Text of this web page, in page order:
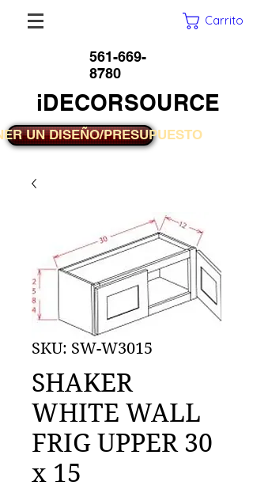
Carrito
561-669-
8780
iDECORSOURCE
UN DISEÑO/PRESUPUESTO
SKU: SW-W3015
SHAKER
WHITE WALL
FRIG UPPER 30
x 15